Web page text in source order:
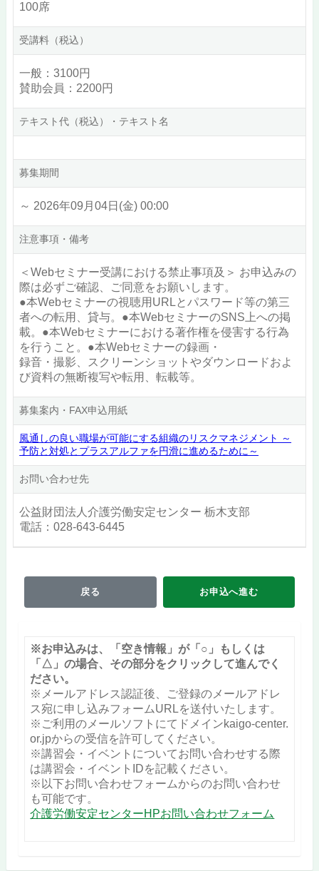
100席
受講料（税込）
一般：3100円
賛助会員：2200円
テキスト代（税込）・テキスト名
募集期間
～ 2026年09月04日(金) 00:00
注意事項・備考
＜Webセミナー受講における禁止事項及＞ お申込みの
際は必ずご確認、ご同意をお願いします。
●本Webセミナーの視聴用URLとパスワード等の第三
者への転用、貸与。●本WebセミナーのSNS上への掲
載。●本Webセミナーにおける著作権を侵害する行為
を行うこと。●本Webセミナーの録画・
録音・撮影、スクリーンショットやダウンロードおよ
び資料の無断複写や転用、転載等。
募集案内・FAX申込用紙
風通しの良い職場が可能にする組織のリスクマネジメント ～
予防と対処とプラスアルファを円滑に進めるために～
お問い合わせ先
公益財団法人介護労働安定センター 栃木支部
電話：028-643-6445
戻る お申込へ進む
※お申込みは、「空き情報」が「○」もしくは
「△」の場合、その部分をクリックして進んでく
ださい。
※メールアドレス認証後、ご登録のメールアドレ
ス宛に申し込みフォームURLを送付いたします。
※ご利用のメールソフトにてドメインkaigo-center.
or.jpからの受信を許可してください。
※講習会・イベントについてお問い合わせする際
は講習会・イベントIDを記載ください。
※以下お問い合わせフォームからのお問い合わせ
も可能です。
介護労働安定センターHPお問い合わせフォーム